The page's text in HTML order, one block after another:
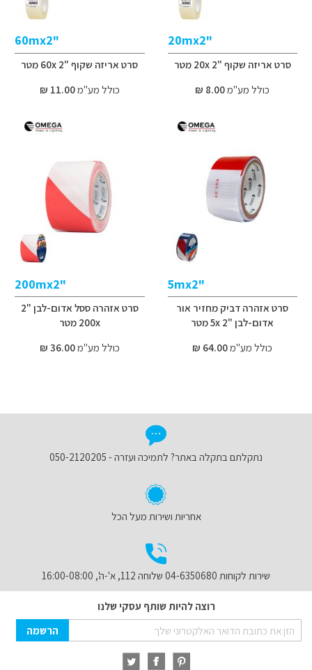
"20mx2
סרט אריזה שקוף "2 20x מטר
כולל מע"מ8.00 ₪
"60mx2
סרט אריזה שקוף "2 60x מטר
כולל מע"מ11.00 ₪
"5mx2
סרט אזהרה דביק מחזיר אור
אדום-לבן "2 5x מטר
כולל מע"מ64.00 ₪
"200mx2
סרט אזהרה ססל אדום-לבן "2
200x מטר
כולל מע"מ36.00 ₪
נתקלתם בתקלה באתר? לתמיכה ועזרה - 050-2120205
אחריות ושירות מעל הכל
שירות לקוחות 04-6350680 שלוחה 112, א'-ה', 16:00-08:00
רוצה להיות שותף עסקי שלנו
Sign
Up
הרשמה